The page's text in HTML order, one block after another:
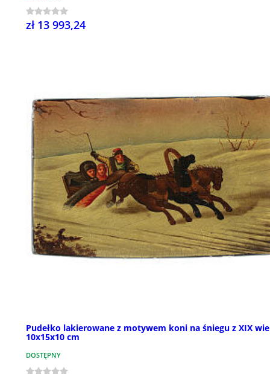
zł 13 993,24
Pudełko lakierowane z motywem koni na śniegu z XIX
10x15x10 cm
DOSTĘPNY